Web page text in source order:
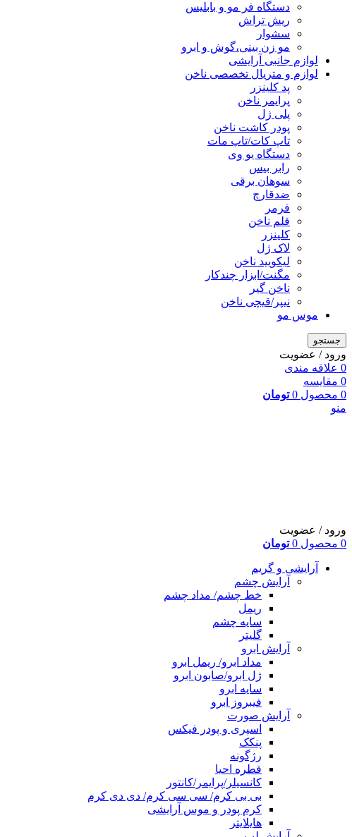
دستگاه فر مو و بابلیس
ریش تراش
سشوار
مو زن بینی،گوش و ابرو
لوازم جانبی آرایشی
لوازم و متریال تخصصی ناخن
پد کلینزر
پرایمر ناخن
پلی ژل
پودر کاشت ناخن
تاپ کات/تاپ مات
دستگاه یو وی
رابر بیس
سوهان برقی
ضدقارچ
فرمر
قلم ناخن
کلینزر
لاک ژل
لیکوييد ناخن
مگنت/ابزار چندکار
ناخن گیر
نیپر/قیچی ناخن
موس مو
جستجو
ورود / عضویت
0 علاقه مندی
0 مقایسه
0 محصول 0 تومان
منو
ورود / عضویت
0 محصول 0 تومان
آرایشی و گریم
آرایش چشم
خط چشم/ مداد چشم
ریمل
سایه چشم
گلیتر
آرایش ابرو
مداد ابرو/ ریمل ابرو
ژل ابرو/صابون ابرو
سایه ابرو
فیبروز ابرو
آرایش صورت
اسپری و پودر فیکس
پنکک
رژگونه
قطره احیا
کانسیلر/پرایمر/کانتور
بی بی کرم/ سی سی کرم/ دی دی کرم
کرم پودر و موس آرایشی
هایلایتر